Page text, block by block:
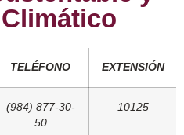
TELÉFONO EXTENSIÓN
(984) 877-30-
50
10125